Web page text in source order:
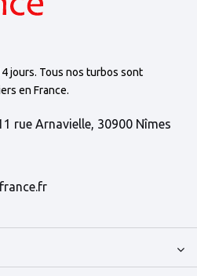
jours. Tous nos turbos sont
en France.
rue Arnavielle, 30900 Nîmes